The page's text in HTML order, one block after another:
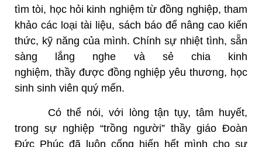
tìm tòi, học hỏi kinh nghiệm từ đồng nghiệp, tham
khảo các loại tài liệu, sách báo để nâng cao kiến
thức, kỹ năng của mình. Chính sự nhiệt tình, sẵn
sàng lắng nghe và sẻ chia kinh
nghiệm, thầy được đồng nghiệp yêu thương, học
sinh sinh viên quý mến.
Có thể nói, với lòng tận tụy, tâm huyết,
trong sự nghiệp “trồng người” thầy giáo Đoàn
Đức Phúc đã luôn cống hiến hết mình cho sự